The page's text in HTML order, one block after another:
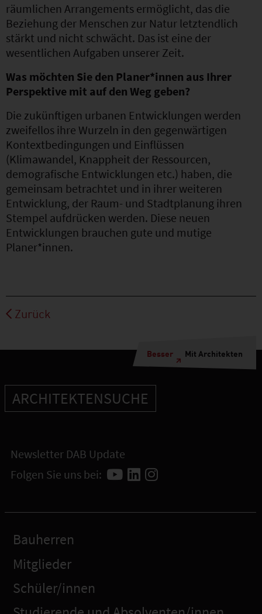
räumlichen Arrangements ermöglicht, das die
Beziehung der Menschen zur Natur letztendlich
stärkt und nicht schwächt. Das ist eine der
wesentlichen Aufgaben unserer Zeit.
Was möchten Sie den Planer*innen aus Ihrer
Perspektive mit auf den Weg geben?
Die zukünftigen urbanen Entwicklungen werden
zweifellos ihre Wurzeln in den gegenwärtigen
Kontextbedingungen und Einflüssen
(Klimawandel, Knappheit der Ressourcen,
demografische Entwicklungen etc.) haben, die
gemeinsam betrachtet und in ihrer weiteren
Entwicklung, der Raum- und Stadtplanung ihren
Stempel aufdrücken werden. Diese neuen
Entwicklungen brauchen gute und mutige
Planer*innen.
Zurück
Besser Mit Architekten
ARCHITEKTENSUCHE
Newsletter DAB Update
Folgen Sie uns bei:
Bauherren
Mitglieder
Schüler/innen